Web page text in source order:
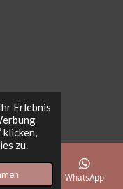
Erlebnis
klicken,
zu.
GbR
Facebook WhatsApp